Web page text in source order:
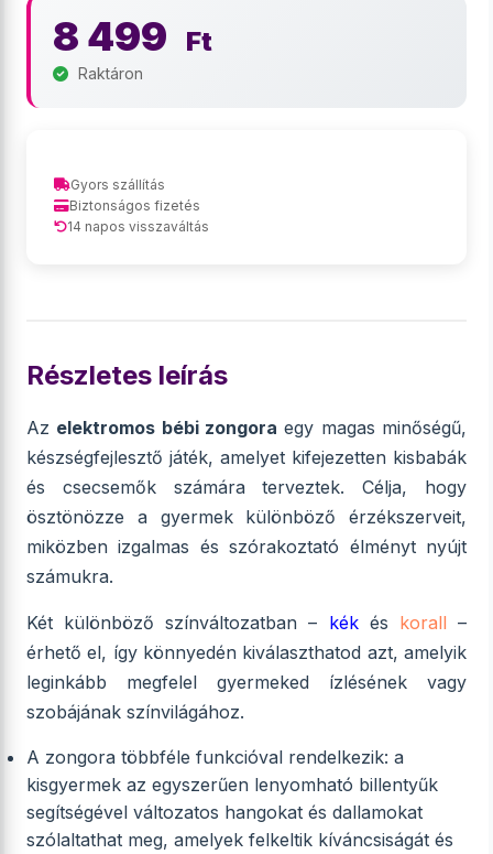
8 499 Ft
Raktáron
Gyors szállítás
Biztonságos fizetés
14 napos visszaváltás
Részletes leírás
Az elektromos bébi zongora egy magas minőségű,
készségfejlesztő játék, amelyet kifejezetten kisbabák
és csecsemők számára terveztek. Célja, hogy
ösztönözze a gyermek különböző érzékszerveit,
miközben izgalmas és szórakoztató élményt nyújt
számukra.
Két különböző színváltozatban – kékés korall –
érhető el, így könnyedén kiválaszthatod azt, amelyik
leginkább megfelel gyermeked ízlésének vagy
szobájának színvilágához.
A zongora többféle funkcióval rendelkezik: a
kisgyermek az egyszerűen lenyomható billentyűk
segítségével változatos hangokat és dallamokat
szólaltathat meg, amelyek felkeltik kíváncsiságát és